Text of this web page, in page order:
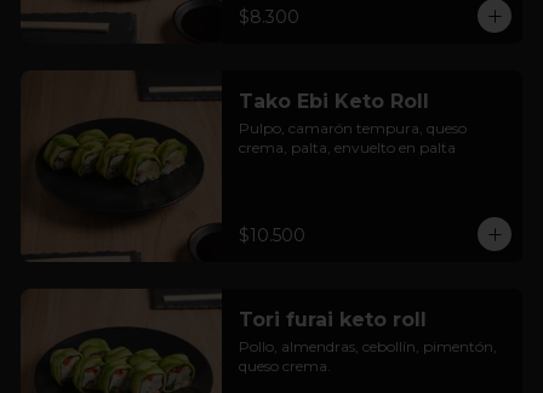
$8.300
Tako Ebi Keto Roll
Pulpo, camarón tempura, queso
crema, palta, envuelto en palta
$10.500
Tori furai keto roll
Pollo, almendras, cebollín, pimentón,
queso crema.